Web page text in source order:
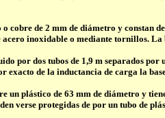
de 2 mm de diámetro y constan
inoxidable o mediante tornillos.
por dos tubos de 1,9 m separados por
exacto de la inductancia de carga la
plástico de 63 mm de diámetro y
verse protegidas de por un tubo de